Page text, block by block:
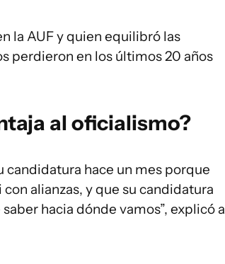
la AUF y quien equilibró las
perdieron en los últimos 20 años
al oficialismo?
candidatura hace un mes porque
alianzas, y que su candidatura
hacia dónde vamos”, explicó a